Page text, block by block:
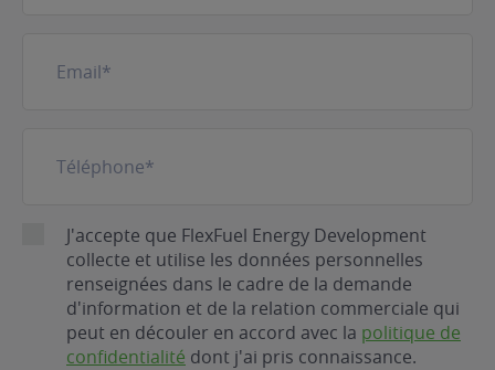
mail(Nécessaire)
RGPDJ'accepte que FlexFuel Energy Development
collecte et utilise les données personnelles
renseignées dans le cadre de la demande
d'information et de la relation commerciale qui
peut en découler en accord avec la politique de
confidentialité dont j'ai pris connaissance.